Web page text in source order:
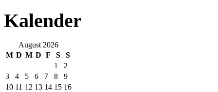
Kalender
August 2026
M D M D F S S
1
2
3
4 5 6 7 8
9
10 11 12 13 14 15 16